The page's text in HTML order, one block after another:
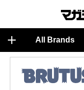
All Brands